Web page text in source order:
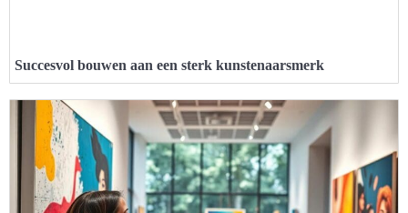
Succesvol bouwen aan een sterk kunstenaarsmerk